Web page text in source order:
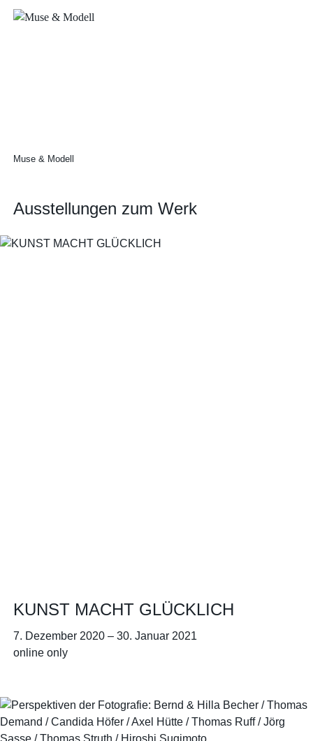
Muse & Modell
Ausstellungen zum Werk
KUNST MACHT GLÜCKLICH
7. Dezember 2020–30. Januar 2021
online only